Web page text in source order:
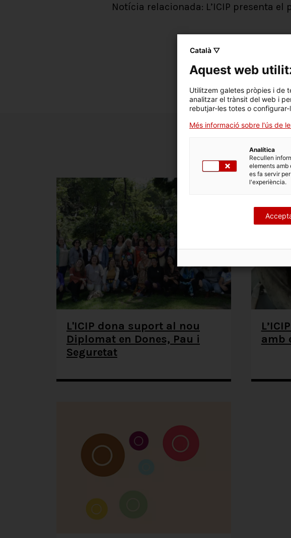
Notícia relacionada: L’ICIP presenta el
L'ICIP dona suport al nou
Diplomat en Dones, Pau i
Seguretat
amb
Català ▽
Aquest web
Utilitzem galetes pròpies i de
analitzar el trànsit del web i
rebutjar-les totes o configurar-
Més informació sobre l'ús de
Analítica
Recullen
elements amb
es fa servir
l'experiència.